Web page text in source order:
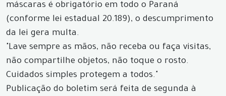
máscaras é obrigatório em todo o Paraná
(conforme lei estadual 20.189), o descumprimento
da lei gera multa.
"Lave sempre as mãos, não receba ou faça visitas,
não compartilhe objetos, não toque o rosto.
Cuidados simples protegem a todos."
Publicação do boletim será feita de segunda à